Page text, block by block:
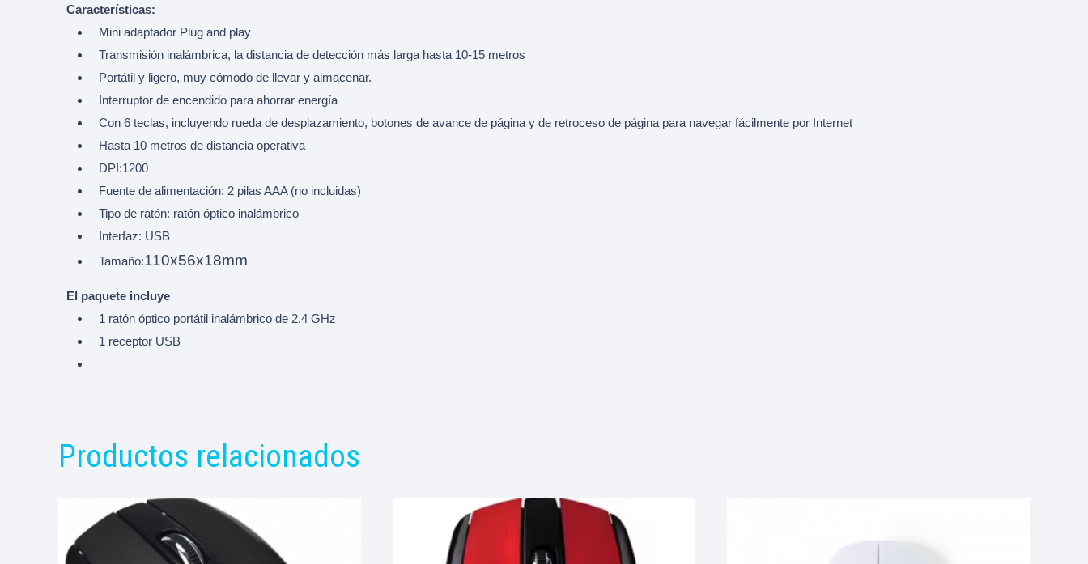
Características:
Mini adaptador Plug and play
Transmisión inalámbrica, la distancia de detección más larga hasta 10-15 metros
Portátil y ligero, muy cómodo de llevar y almacenar.
Interruptor de encendido para ahorrar energía
Con 6 teclas, incluyendo rueda de desplazamiento, botones de avance de página y de retroceso de página para navegar fácilmente por Internet
Hasta 10 metros de distancia operativa
DPI:1200
Fuente de alimentación: 2 pilas AAA (no incluidas)
Tipo de ratón: ratón óptico inalámbrico
Interfaz: USB
Tamaño:110x56x18mm
El paquete incluye
1 ratón óptico portátil inalámbrico de 2,4 GHz
1 receptor USB
Productos relacionados